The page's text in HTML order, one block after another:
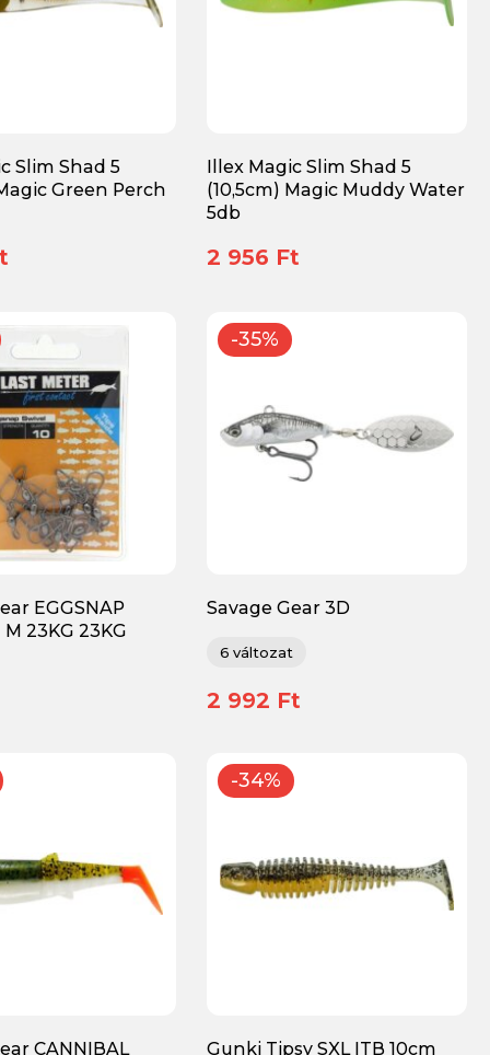
Slim Shad 5
Green Perch
Illex Magic Slim Shad 5
(10,5cm) Magic Muddy Water
5db
2 956 Ft
EGGSNAP
M 23KG 23KG
-35%
Savage Gear 3D
6.5cm 9G S BL S tail spinner
6 változat
2 992 Ft
CANNIBAL
-34%
Gunki Tipsy SXL ITB 10cm